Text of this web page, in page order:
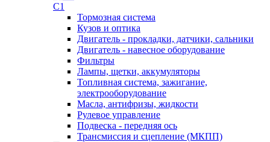
C1
Тормозная система
Кузов и оптика
Двигатель - прокладки, датчики, сальники
Двигатель - навесное оборудование
Фильтры
Лампы, щетки, аккумуляторы
Топливная система, зажигание,
электрооборудование
Масла, антифризы, жидкости
Рулевое управление
Подвеска - передняя ось
Трансмиссия и сцепление (МКПП)